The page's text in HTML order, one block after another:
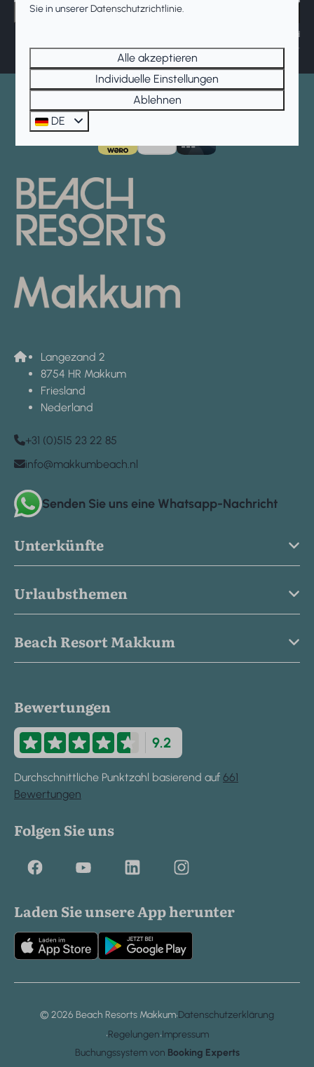
Abonnieren
und
Servicebedingungengelten.
Bezahlen Sie sicher
Langezand 2
8754 HR Makkum
Friesland
Nederland
+31 (0)515 23 22 85
info@makkumbeach.nl
Senden Sie uns eine Whatsapp-Nachricht
Unterkünfte
Urlaubsthemen
Beach Resort Makkum
Bewertungen
9.2
Durchschnittliche Punktzahl basierend auf 661
Bewertungen
Folgen Sie uns
Laden Sie unsere App herunter
© 2026 Beach Resorts Makkum·Datenschutzerklärung
·Regelungen·Impressum
Buchungssystem von Booking Experts
Sie in unsererDatenschutzrichtlinie.
Alle akzeptieren
Individuelle Einstellungen
Ablehnen
DE